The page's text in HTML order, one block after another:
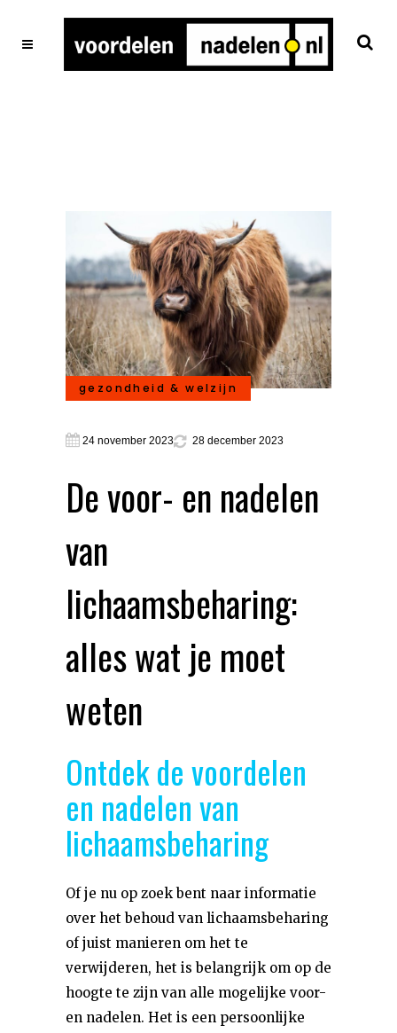
gezondheid & welzijn
24 november 2023 28 december 2023
De voor- en nadelen
van
lichaamsbeharing:
alles wat je moet
weten
Ontdek de voordelen
en nadelen van
lichaamsbeharing
Of je nu op zoek bent naar informatie
over het behoud van lichaamsbeharing
of juist manieren om het te
verwijderen, het is belangrijk om op de
hoogte te zijn van alle mogelijke voor-
en nadelen. Het is een persoonlijke